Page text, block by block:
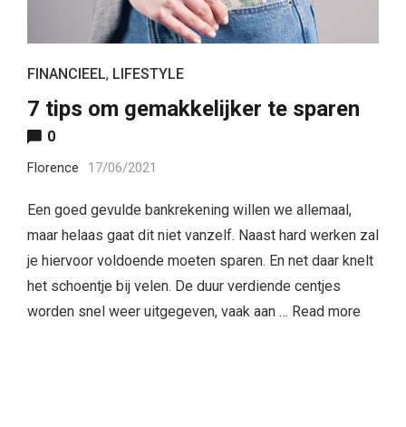
FINANCIEEL, LIFESTYLE
7 tips om gemakkelijker te sparen
0
Florence 17/06/2021
Een goed gevulde bankrekening willen we allemaal,
maar helaas gaat dit niet vanzelf. Naast hard werken zal
je hiervoor voldoende moeten sparen. En net daar knelt
het schoentje bij velen. De duur verdiende centjes
worden snel weer uitgegeven, vaak aan … Read more